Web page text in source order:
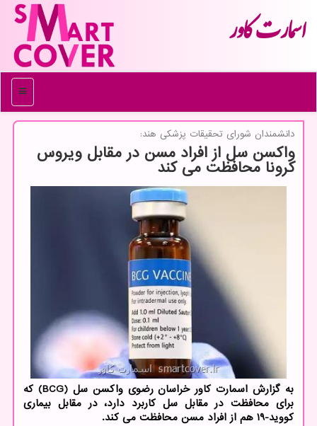
اسمارت كاور
منو
دانشمندان شورای تحقیقات پزشكی هند:
واكسن سل از افراد مسن در مقابل ویروس
كرونا محافظت می كند
به گزارش اسمارت كاور خراسان رضوی واكسن سل (BCG) كه
برای محافظت در مقابل سل كاربرد دارد، در مقابل بیماری
كووید-۱۹ هم از افراد مسن محافظت می كند.